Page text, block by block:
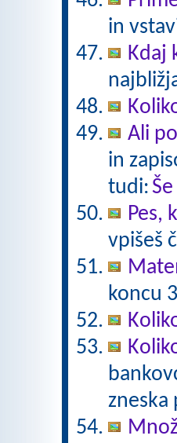
in
Kdaj
Ali
in
tudi:
Pes,
vpišeš
koncu
zneska